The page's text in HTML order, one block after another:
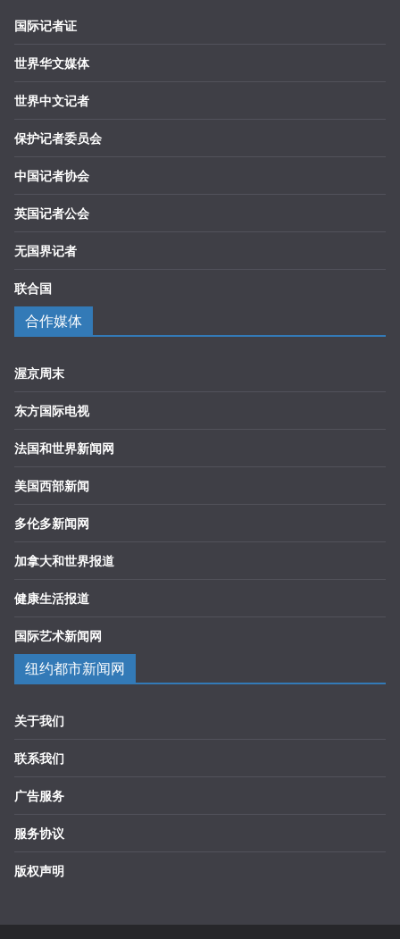
国际记者证
世界华文媒体
世界中文记者
保护记者委员会
中国记者协会
英国记者公会
无国界记者
联合国
合作媒体
渥京周末
东方国际电视
法国和世界新闻网
美国西部新闻
多伦多新闻网
加拿大和世界报道
健康生活报道
国际艺术新闻网
纽约都市新闻网
关于我们
联系我们
广告服务
服务协议
版权声明